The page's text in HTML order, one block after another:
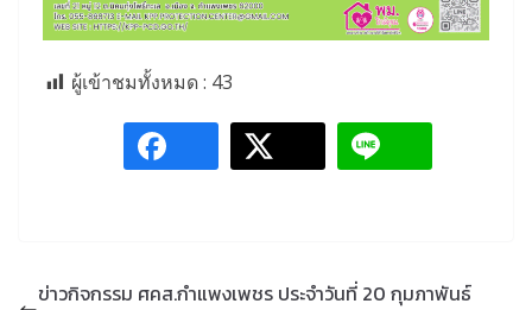
ผู้เข้าชมทั้งหมด : 43
ข่าวกิจกรรม ศคส.กำแพงเพชร ประจำวันที่ 20 กุมภาพันธ์